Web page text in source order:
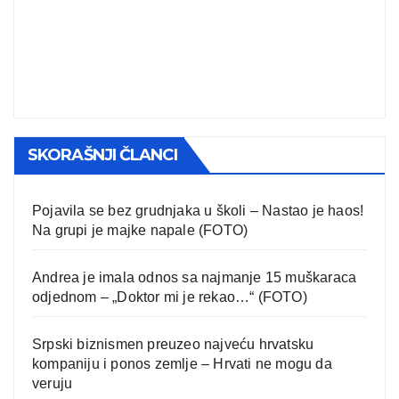
SKORAŠNJI ČLANCI
Pojavila se bez grudnjaka u školi – Nastao je haos!
Na grupi je majke napale (FOTO)
Andrea je imala odnos sa najmanje 15 muškaraca
odjednom – „Doktor mi je rekao…“ (FOTO)
Srpski biznismen preuzeo najveću hrvatsku
kompaniju i ponos zemlje – Hrvati ne mogu da
veruju